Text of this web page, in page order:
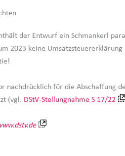
der Entwurf ein Schmankerl
2023 keine Umsatzsteuererklärung
nachdrücklich für die Abschaffung
(vgl. DStV-Stellungnahme S 17/22